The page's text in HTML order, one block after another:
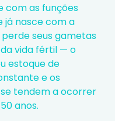
com as funções
já nasce com a
seus gametas
vida fértil — o
estoque de
e os
tendem a ocorrer
anos.